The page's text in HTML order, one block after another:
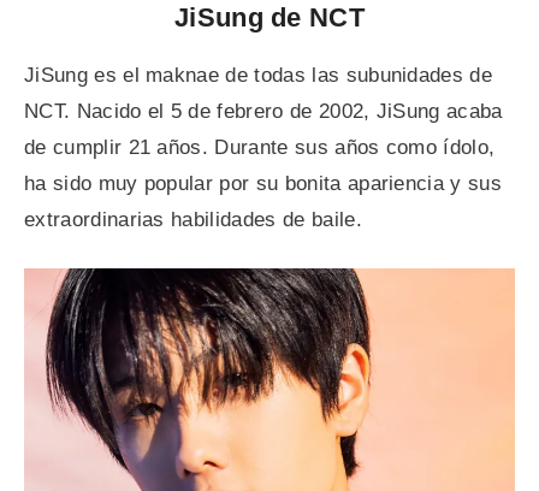
JiSung de NCT
JiSung es el maknae de todas las subunidades de
NCT. Nacido el 5 de febrero de 2002, JiSung acaba
de cumplir 21 años. Durante sus años como ídolo,
ha sido muy popular por su bonita apariencia y sus
extraordinarias habilidades de baile.